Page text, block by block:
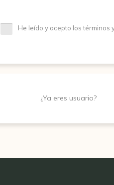
He leído y acepto los términos
¿Ya eres usuario?